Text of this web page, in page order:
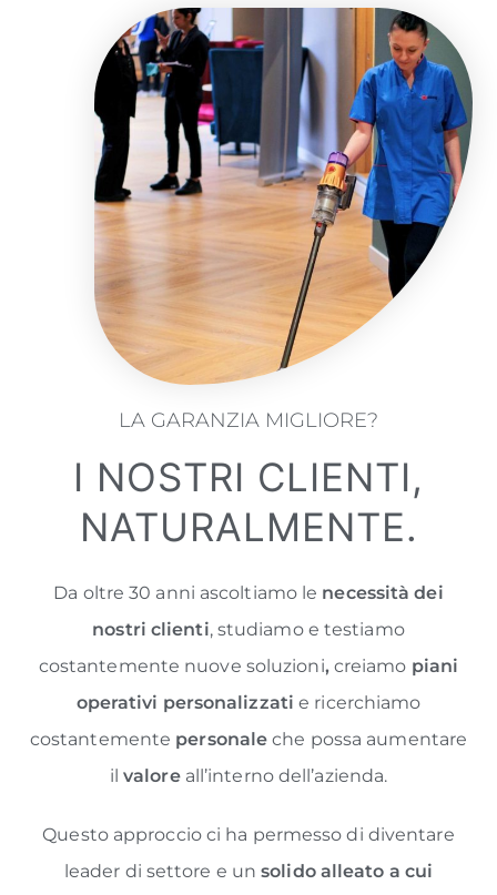
LA GARANZIA MIGLIORE?
I NOSTRI CLIENTI,
NATURALMENTE.
Da oltre 30 anni ascoltiamo le necessità dei
nostri clienti, studiamo e testiamo
costantemente nuove soluzioni, creiamo piani
operativi personalizzati e ricerchiamo
costantemente personale che possa aumentare
ilvaloreall’interno dell’azienda.
Questo approccio ci ha permesso di diventare
leader di settore e unsolido alleato a cui